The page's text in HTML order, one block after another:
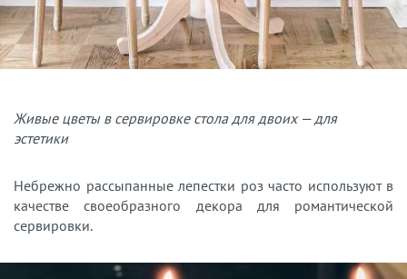
Живые цветы в сервировке стола для двоих — для
эстетики
Небрежно рассыпанные лепестки роз часто используют в
качестве своеобразного декора для романтической
сервировки.